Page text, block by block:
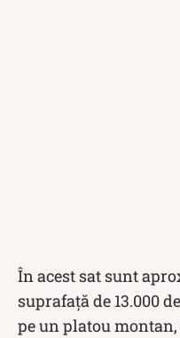
În acest sat sunt
suprafață de 13.000
pe un platou